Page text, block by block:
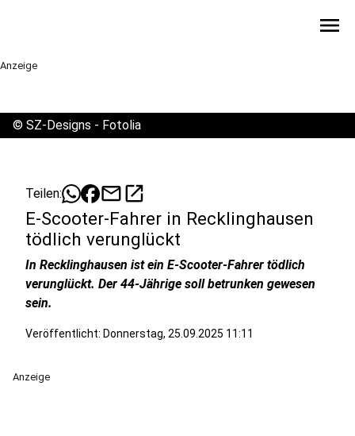
menu
Anzeige
© SZ-Designs - Fotolia
Teilen: mailopen_in_new
E-Scooter-Fahrer in Recklinghausen
tödlich verunglückt
In Recklinghausen ist ein E-Scooter-Fahrer tödlich
verunglückt. Der 44-Jährige soll betrunken gewesen
sein.
Veröffentlicht: Donnerstag, 25.09.2025 11:11
Anzeige